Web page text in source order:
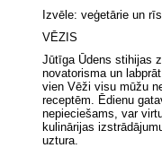
Izvēle: veģetārie un
VĒZIS
Jūtīga Ūdens stihijas
novatorisma un
vien Vēži visu mūžu
receptēm. Ēdienu
nepieciešams, var
kulinārijas
uztura.